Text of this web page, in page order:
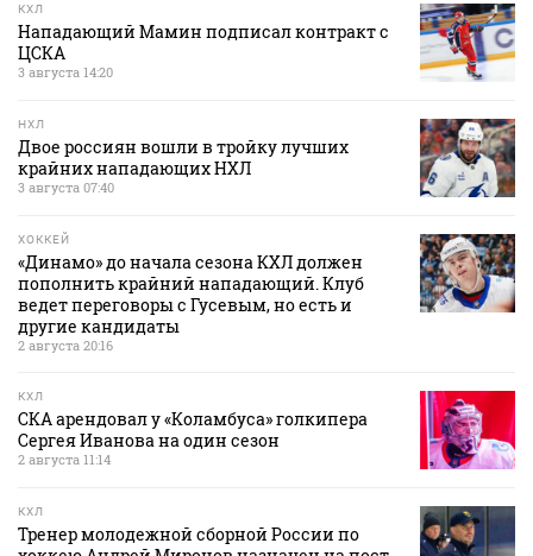
КХЛ
Нападающий Мамин подписал контракт с
ЦСКА
3 августа 14:20
НХЛ
Двое россиян вошли в тройку лучших
крайних нападающих НХЛ
3 августа 07:40
ХОККЕЙ
«Динамо» до начала сезона КХЛ должен
пополнить крайний нападающий. Клуб
ведет переговоры с Гусевым, но есть и
другие кандидаты
2 августа 20:16
КХЛ
СКА арендовал у «Коламбуса» голкипера
Сергея Иванова на один сезон
2 августа 11:14
КХЛ
Тренер молодежной сборной России по